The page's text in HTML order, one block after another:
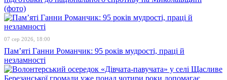
(фото)
07 сер 2026, 18:00
Пам’яті Ганни Романчик: 95 років мудрості, праці й
незламності